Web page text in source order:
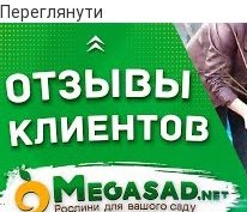
Переглянути